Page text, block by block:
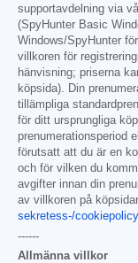
supportavdelning via
(SpyHunter Basic
Windows/SpyHunter
villkoren för
hänvisning; priserna
köpsida). Din
tillämpliga
för ditt ursprungliga
prenumerationsperiod
förutsatt att du är en
och för vilken du
avgifter innan din
av villkoren på
sekretess-/cookiepolicy
------
Allmänna villkor